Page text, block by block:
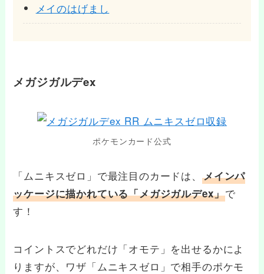
メイのはげまし
メガジガルデex
ポケモンカード公式
「ムニキスゼロ」で最注目のカードは、
メインパ
ッケージに描かれている「メガジガルデex」で
す！
コイントスでどれだけ「オモテ」を出せるかによ
りますが、ワザ「ムニキスゼロ」で相手のポケモ